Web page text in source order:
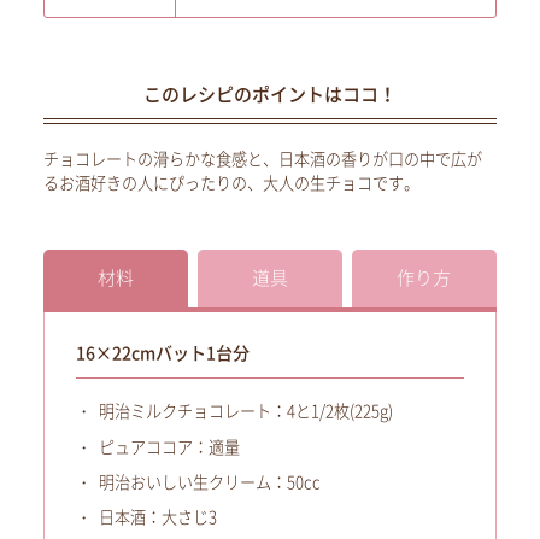
このレシピのポイントはココ！
チョコレートの滑らかな食感と、日本酒の香りが口の中で広が
るお酒好きの人にぴったりの、大人の生チョコです。
材料 道具 作り方
16×22cmバット1台分
明治ミルクチョコレート：4と1/2枚(225g)
ピュアココア：適量
明治おいしい生クリーム：50cc
日本酒：大さじ3